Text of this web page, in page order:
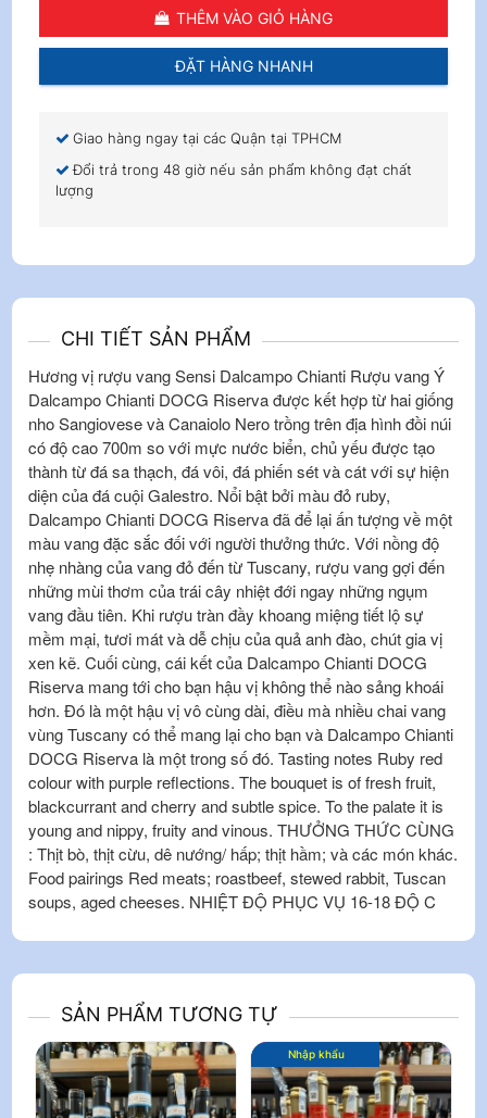
THÊM VÀO GIỎ HÀNG
ĐẶT HÀNG NHANH
Giao hàng ngay tại các Quận tại TPHCM
Đổi trả trong 48 giờ nếu sản phẩm không đạt chất
lượng
CHI TIẾT SẢN PHẨM
Hương vị rượu vang Sensi Dalcampo Chianti Rượu vang Ý
Dalcampo Chianti DOCG Riserva được kết hợp từ hai giống
nho Sangiovese và Canaiolo Nero trồng trên địa hình đồi núi
có độ cao 700m so với mực nước biển, chủ yếu được tạo
thành từ đá sa thạch, đá vôi, đá phiến sét và cát với sự hiện
diện của đá cuội Galestro. Nổi bật bởi màu đỏ ruby,
Dalcampo Chianti DOCG Riserva đã để lại ấn tượng về một
màu vang đặc sắc đối với người thưởng thức. Với nồng độ
nhẹ nhàng của vang đỏ đến từ Tuscany, rượu vang gợi đến
những mùi thơm của trái cây nhiệt đới ngay những ngụm
vang đầu tiên. Khi rượu tràn đầy khoang miệng tiết lộ sự
mềm mại, tươi mát và dễ chịu của quả anh đào, chút gia vị
xen kẽ. Cuối cùng, cái kết của Dalcampo Chianti DOCG
Riserva mang tới cho bạn hậu vị không thể nào sảng khoái
hơn. Đó là một hậu vị vô cùng dài, điều mà nhiều chai vang
vùng Tuscany có thể mang lại cho bạn và Dalcampo Chianti
DOCG Riserva là một trong số đó. Tasting notes Ruby red
colour with purple reflections. The bouquet is of fresh fruit,
blackcurrant and cherry and subtle spice. To the palate it is
young and nippy, fruity and vinous. THƯỞNG THỨC CÙNG
: Thịt bò, thịt cừu, dê nướng/ hấp; thịt hầm; và các món khác.
Food pairings Red meats; roastbeef, stewed rabbit, Tuscan
soups, aged cheeses. NHIỆT ĐỘ PHỤC VỤ 16-18 ĐỘ C
SẢN PHẨM TƯƠNG TỰ
Nhập khẩu